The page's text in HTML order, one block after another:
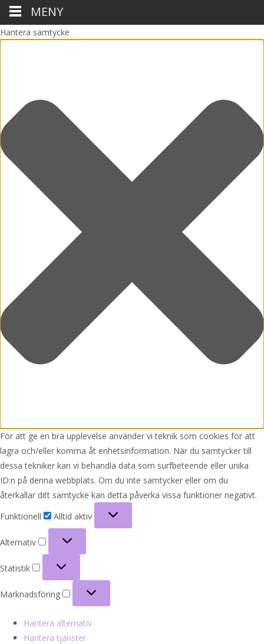
Hantera samtycke
För att ge en bra upplevelse använder vi teknik som cookies för att
lagra och/eller komma åt enhetsinformation. När du samtycker till
dessa tekniker kan vi behandla data som surfbeteende eller unika
ID:n på denna webbplats. Om du inte samtycker eller om du
återkallar ditt samtycke kan detta påverka vissa funktioner negativt.
Funktionell
Alltid aktiv
Alternativ
Statistik
Marknadsföring
Hantera alternativ
Hantera tjänster
MENY